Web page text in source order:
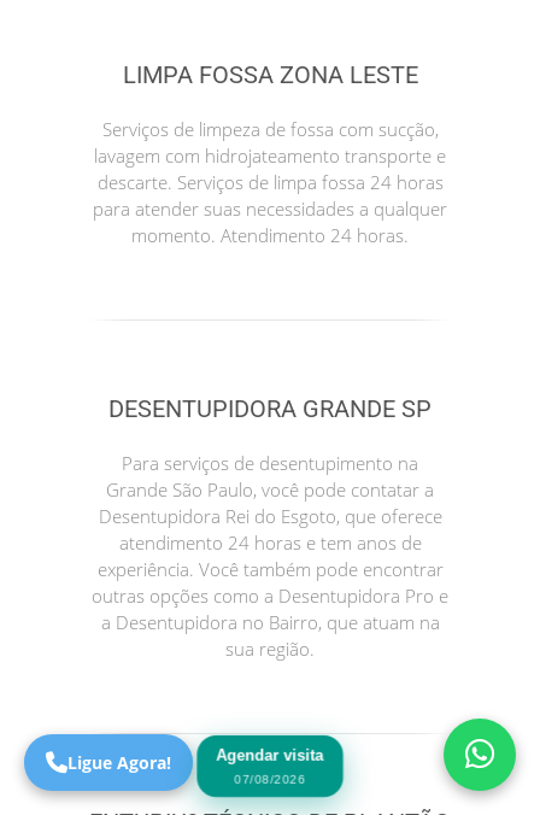
LIMPA FOSSA ZONA LESTE
Serviços de limpeza de fossa com sucção,
lavagem com hidrojateamento transporte e
descarte. Serviços de limpa fossa 24 horas
para atender suas necessidades a qualquer
momento. Atendimento 24 horas.
DESENTUPIDORA GRANDE SP
Para serviços de desentupimento na
Grande São Paulo, você pode contatar a
Desentupidora Rei do Esgoto, que oferece
atendimento 24 horas e tem anos de
experiência. Você também pode encontrar
outras opções como a Desentupidora Pro e
a Desentupidora no Bairro, que atuam na
sua região.
Agendar visita
07/08/2026
Precisa de Ajuda?
Online
São Paulo! Precisa de
Ligue Agora!